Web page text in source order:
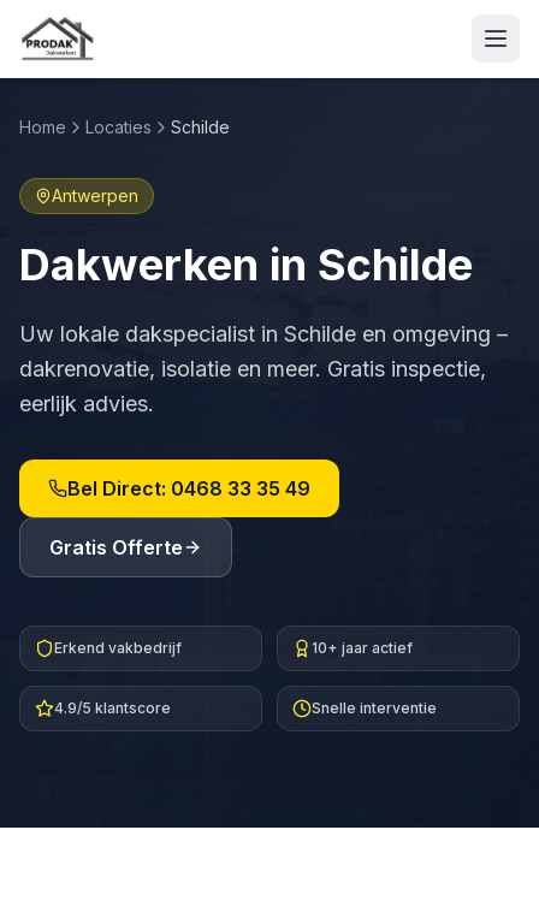
Home Locaties Schilde
Antwerpen
Dakwerken in Schilde
Uw lokale dakspecialist in Schilde en omgeving –
dakrenovatie, isolatie en meer. Gratis inspectie,
eerlijk advies.
Bel Direct: 0468 33 35 49
Gratis Offerte
Erkend vakbedrijf 10+ jaar actief
4.9/5 klantscore Snelle interventie